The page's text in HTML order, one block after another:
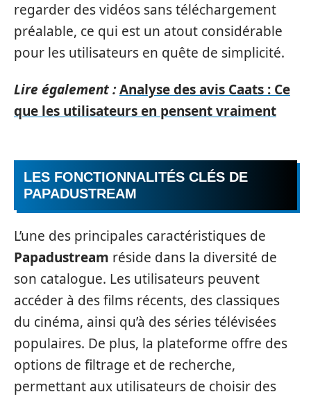
regarder des vidéos sans téléchargement
préalable, ce qui est un atout considérable
pour les utilisateurs en quête de simplicité.
Lire également :Analyse des avis Caats : Ce
que les utilisateurs en pensent vraiment
LES FONCTIONNALITÉS CLÉS DE
PAPADUSTREAM
L’une des principales caractéristiques de
Papadustream réside dans la diversité de
son catalogue. Les utilisateurs peuvent
accéder à des films récents, des classiques
du cinéma, ainsi qu’à des séries télévisées
populaires. De plus, la plateforme offre des
options de filtrage et de recherche,
permettant aux utilisateurs de choisir des